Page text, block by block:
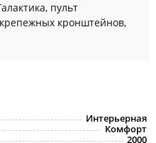
пульт
кронштейнов,
Интерьерная
Комфорт
2000